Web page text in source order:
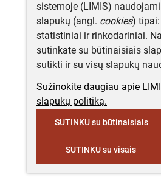
sistemoje (LIMIS)
slapukų (angl. cookies)
statistiniai ir rinkodariniai.
sutinkate su būtinaisiais
sutikti ir su visų slapukų
Sužinokite daugiau apie
slapukų politiką.
SUTINKU su būtinaisiais
SUTINKU su visais